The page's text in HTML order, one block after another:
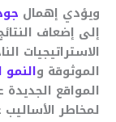
ويؤدي إهمال
إلى إضعاف
الاستراتيجيات
الموثوقة والنمو
المواقع
لمخاطر